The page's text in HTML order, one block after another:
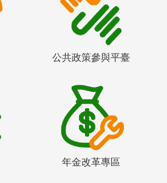
公共政策參與平臺
年金改革專區